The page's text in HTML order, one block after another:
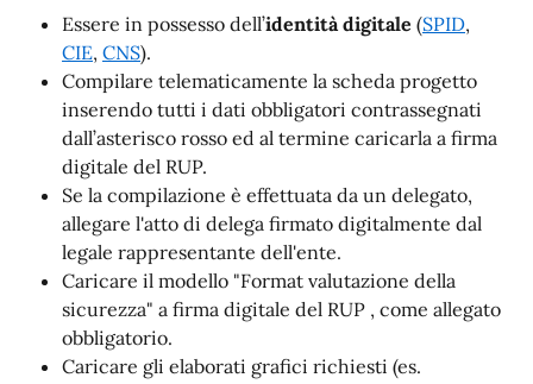
Essere in possesso dell’identità digitale (SPID,
CIE, CNS).
Compilare telematicamente la scheda progetto
inserendo tutti i dati obbligatori contrassegnati
dall’asterisco rosso ed al termine caricarla a firma
digitale del RUP.
Se la compilazione è effettuata da un delegato,
allegare l'atto di delega firmato digitalmente dal
legale rappresentante dell'ente.
Caricare il modello "Format valutazione della
sicurezza" a firma digitale del RUP , come allegato
obbligatorio.
Caricare gli elaborati grafici richiesti (es.